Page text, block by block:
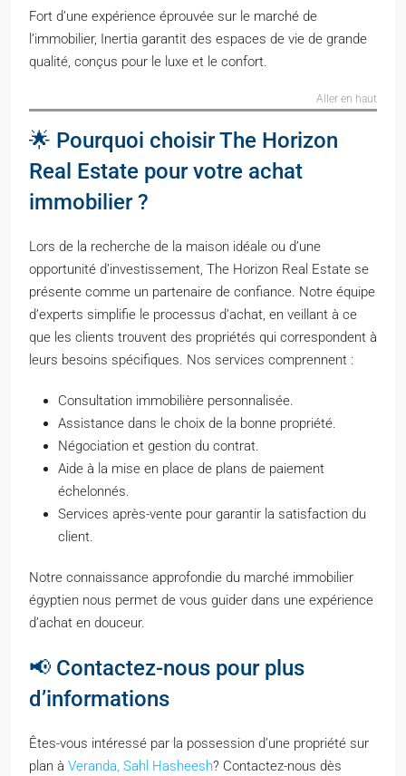
Fort d’une expérience éprouvée sur le marché de
l’immobilier, Inertia garantit des espaces de vie de grande
qualité, conçus pour le luxe et le confort.
Aller en haut
🌟 Pourquoi choisir The Horizon
Real Estate pour votre achat
immobilier ?
Lors de la recherche de la maison idéale ou d’une
opportunité d’investissement, The Horizon Real Estate se
présente comme un partenaire de confiance. Notre équipe
d’experts simplifie le processus d’achat, en veillant à ce
que les clients trouvent des propriétés qui correspondent à
leurs besoins spécifiques. Nos services comprennent :
Consultation immobilière personnalisée.
Assistance dans le choix de la bonne propriété.
Négociation et gestion du contrat.
Aide à la mise en place de plans de paiement
échelonnés.
Services après-vente pour garantir la satisfaction du
client.
Notre connaissance approfondie du marché immobilier
égyptien nous permet de vous guider dans une expérience
d’achat en douceur.
📢 Contactez-nous pour plus
d’informations
Êtes-vous intéressé par la possession d’une propriété sur
plan à Veranda, Sahl Hasheesh? Contactez-nous dès